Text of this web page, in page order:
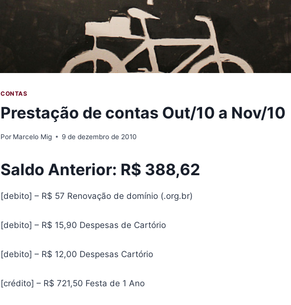
CONTAS
Prestação de contas Out/10 a Nov/10
Por Marcelo Mig 9 de dezembro de 2010
Saldo Anterior: R$ 388,62
[debito] – R$ 57 Renovação de domínio (.org.br)
[debito] – R$ 15,90 Despesas de Cartório
[debito] – R$ 12,00 Despesas Cartório
[crédito] – R$ 721,50 Festa de 1 Ano